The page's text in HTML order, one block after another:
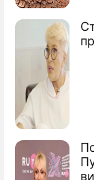
Йовович
Ургант